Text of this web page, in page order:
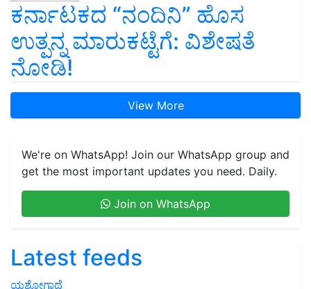
ಕರ್ನಾಟಕದ “ನಂದಿನಿ” ಹೊಸ
ಉತ್ಪನ್ನ ಮಾರುಕಟ್ಟೆಗೆ: ವಿಶೇಷತೆ
ನೋಡಿ!
View More
We're on WhatsApp! Join our WhatsApp group and
get the most important updates you need. Daily.
Join on WhatsApp
Latest feeds
ಯಶೋಗಾಥೆ